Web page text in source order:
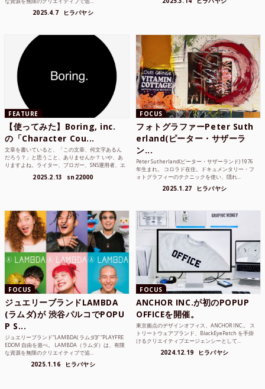
2025.4.7 ヒラバヤシ
FEATURE
【使ってみた】Boring, inc.
の「Character Cou...
文章を書いていると、「この文章、何文字あるん
だろう？」と思うこと、ありませんか？ いや、あ
りますよね。ライター、ブロガー、SNS運用者、エ
2025.2.13 sn22000
FOCUS
フォトグラファーPeter Suth
erland(ピーター・サザーラ
ン...
Peter Sutherland(ピーター・サザーランド) 1976
年生まれ。 コロラド在住。ドキュメンタリー・フ
ォトグラフィーのテクニックを使い、隠れ...
2025.1.27 ヒラバヤシ
FOCUS
ジュエリーブランドLAMBDA
(ラムダ)が 渋谷パルコでPOPU
P S...
ジュエリーブランド“LAMBDA( ラムダ))” “PLAYFRE
EDOM 自由を遊べ。 LAMBDA（ラムダ）は、有限
な資源を無限のクリエイティブで追...
2025.1.16 ヒラバヤシ
FOCUS
ANCHOR INC.が初のPOPUP
OFFICEを開催。
東京拠点のデザインオフィス、ANCHOR INC.。 ス
トリートウェアブランド、BlackEyePatch を手掛
けるクリエイティブエージェンシーとして...
2024.12.19 ヒラバヤシ